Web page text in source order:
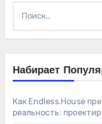
Набирает
Как Endless.House
реальность: